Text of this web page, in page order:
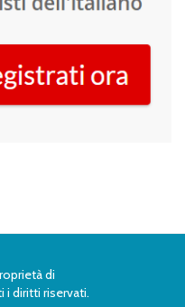
di
i diritti riservati.